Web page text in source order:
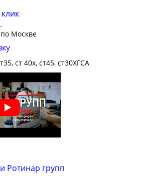
45
48
50
51
53
Москве
ст 40х, ст45, ст30ХГСА